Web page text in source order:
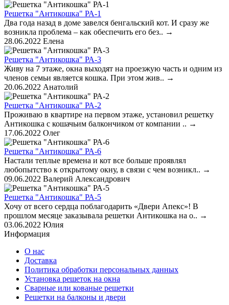
Решетка "Антикошка" РА-1
Два года назад в доме завелся бенгальский кот. И сразу же
возникла проблема – как обеспечить его без.. →
28.06.2022 Елена
Решетка "Антикошка" РА-3
Живу на 7 этаже, окна выходят на проезжую часть и одним из
членов семьи является кошка. При этом жив.. →
20.06.2022 Анатолий
Решетка "Антикошка" РА-2
Проживаю в квартире на первом этаже, установил решетку
Антикошка с кошачьим балкончиком от компании .. →
17.06.2022 Олег
Решетка "Антикошка" РА-6
Настали теплые времена и кот все больше проявлял
любопытство к открытому окну, в связи с чем возникл.. →
09.06.2022 Валерий Александрович
Решетка "Антикошка" РА-5
Хочу от всего сердца поблагодарить «Двери Апекс»! В
прошлом месяце заказывала решетки Антикошка на о.. →
03.06.2022 Юлия
Информация
О нас
Доставка
Политика обработки персональных данных
Установка решеток на окна
Сварные или кованые решетки
Решетки на балконы и двери